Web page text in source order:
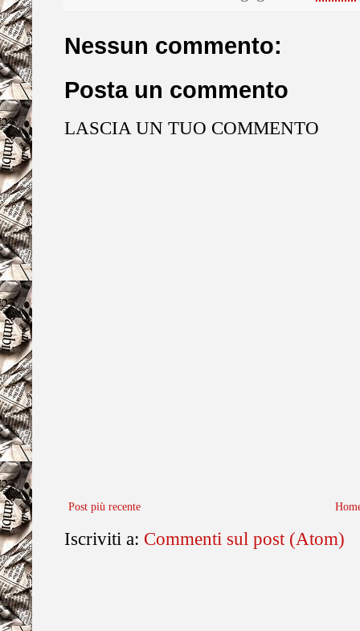
Nessun commento:
Posta un commento
LASCIA UN TUO COMMENTO
Post più recente
Iscriviti a: Commenti sul post (Atom)